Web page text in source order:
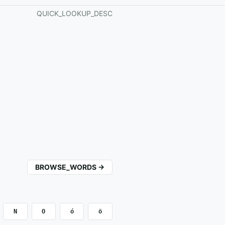
QUICK_LOOKUP_DESC
BROWSE_WORDS →
N O ó ö